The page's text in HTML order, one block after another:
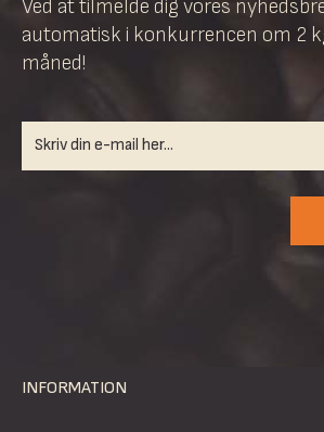
Ved at tilmelde dig vores
automatisk i konkurrencen om 2
måned!
INFORMATION